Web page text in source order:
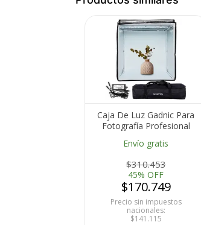
Caja De Luz Gadnic Para
Fotografía Profesional
Envío gratis
$310.453
45% OFF
$170.749
Precio sin impuestos
nacionales:
$141.115